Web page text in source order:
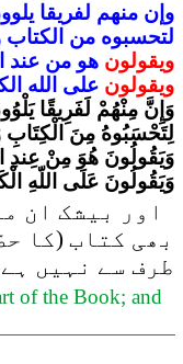
وإن منهم لفريقا
لتحسبوه من الكتاب
ويقولون هو من عند
ويقولون على الله
وَإِنَّ مِنْهُمْ لَفَرِيقًا
لِتَحْسَبُوهُ مِنَ الْكِتَابِ
وَيَقُولُونَ هُوَ مِنْ عِندِ
وَيَقُولُونَ عَلَى اللّهِ
اور بیشک ان
بھی کتاب (کا
طرف سے نہیں
of the Book; and